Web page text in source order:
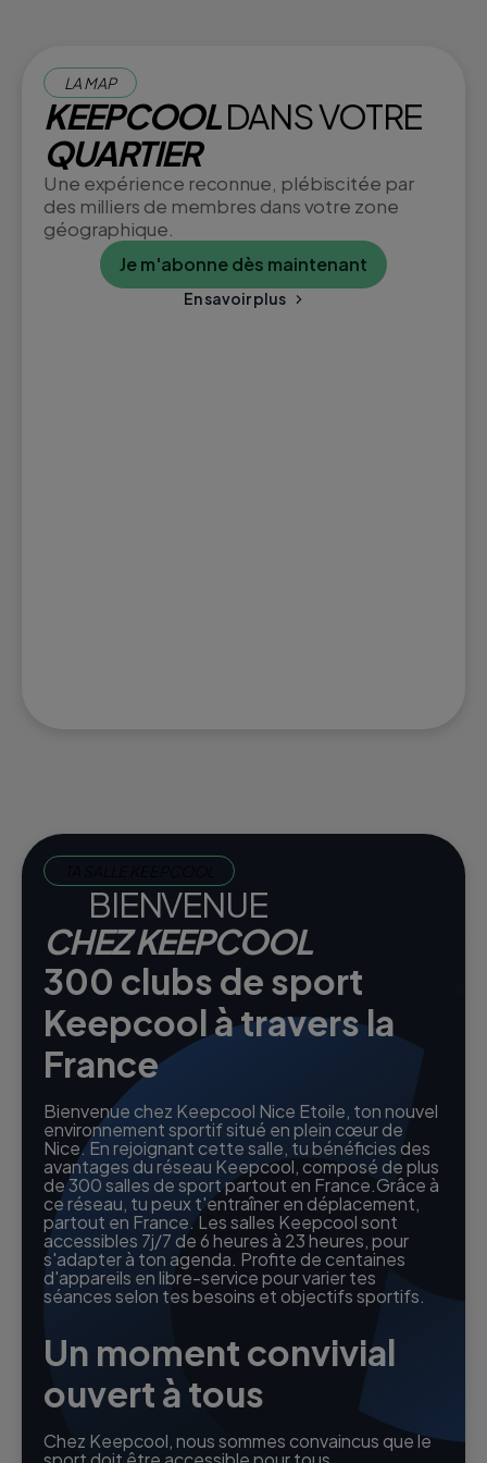
LA MAP
KEEPCOOLDANS VOTRE
QUARTIER
Une expérience reconnue, plébiscitée par
des milliers de membres dans votre zone
géographique.
Je m'abonne dès maintenant
En savoir plus
BIENVENUE
CHEZ KEEPCOOL
300 clubs de sport
Keepcool à travers la
France
Bienvenue chez Keepcool Nice Etoile, ton nouvel
environnement sportif situé en plein cœur de
Nice. En rejoignant cette salle, tu bénéficies des
avantages du réseau Keepcool, composé de plus
de 300 salles de sport partout en France.Grâce à
ce réseau, tu peux t'entraîner en déplacement,
partout en France. Les salles Keepcool sont
accessibles 7j/7 de 6 heures à 23 heures, pour
s'adapter à ton agenda. Profite de centaines
d'appareils en libre-service pour varier tes
séances selon tes besoins et objectifs sportifs.
Un moment convivial
ouvert à tous
Chez Keepcool, nous sommes convaincus que le